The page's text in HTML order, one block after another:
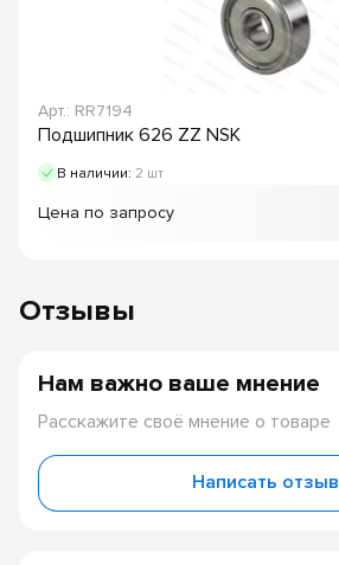
Арт.: RR7194
Подшипник 626 ZZ NSK
В наличии: 2 шт
Цена по запросу
Отзывы
Нам важно ваше мнение
Расскажите своё мнение о товаре
Написать отзыв